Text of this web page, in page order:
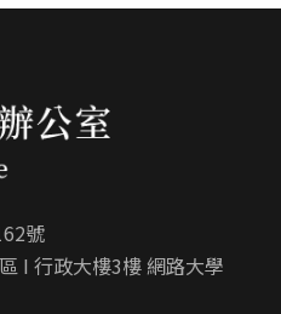
號
I 行政大樓3樓 網路大學